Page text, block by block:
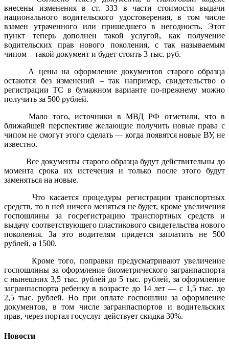
внесены изменения в ст. 333 в части стоимости выдачи
национального водительского удостоверения, в том числе
взамен утраченного или пришедшего в негодность. Этот
пункт теперь дополнен такой услугой, как получение
водительских прав нового поколения, с так называемым
чипом – такой документ и будет стоить 3 тыс. руб.
А цены на оформление документов старого образца
остаются без изменений – так например, свидетельство о
регистрации ТС в бумажном варианте по-прежнему можно
получить за 500 рублей.
Мало того, источники в МВД РФ отметили, что в
ближайшей перспективе желающие получить новые права с
чипом не смогут этого сделать — когда появятся новые ВУ, не
известно.
Все документы старого образца будут действительны до
момента срока их истечения и только после этого будут
заменяться на новые.
Что касается процедуры регистрации транспортных
средств, то в ней ничего меняться не будет, кроме увеличения
госпошлины за госрегистрацию транспортных средств и
выдачу соответствующего пластикового свидетельства нового
поколения. За это водителям придется заплатить не 500
рублей, а 1500.
Кроме того, поправки предусматривают увеличение
госпошлины за оформление биометрического загранпаспорта
с нынешних 3,5 тыс. рублей до 5 тыс. рублей, за оформление
загранпаспорта ребенку в возрасте до 14 лет — с 1,5 тыс. до
2,5 тыс. рублей. Но при оплате госпошлин за оформление
документов, в том числе загранпаспортов и водительских
прав, через портал госуслуг действует скидка 30%.
Новости